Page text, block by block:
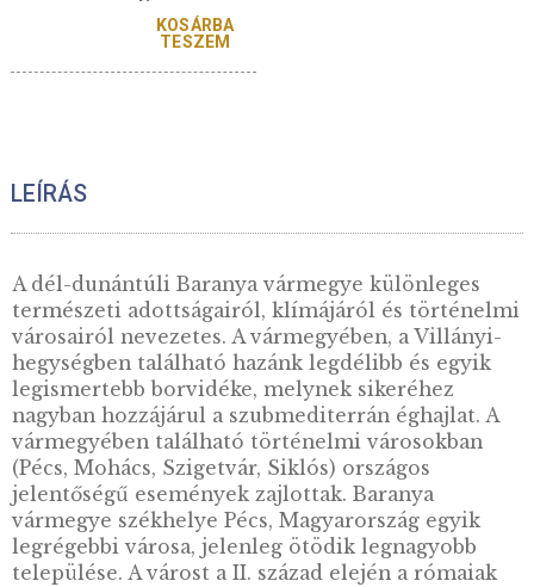
vármegyeszékhelyek
sorozat – 2.
2022. évi Bács-Kiskun
megye, Kecskemét ezüst